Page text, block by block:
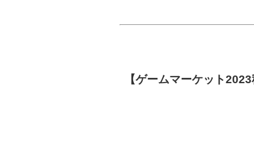
【ゲームマーケット2023